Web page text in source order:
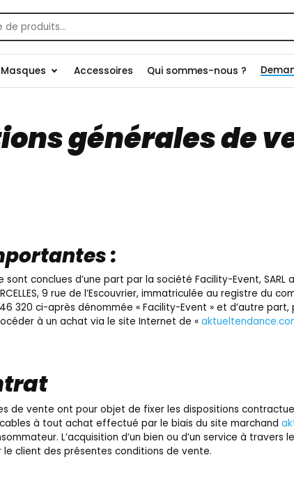
Masques Accessoires Qui sommes-nous ?
générales de
:
conclues d’une part par la société Facility-Event, SARL
9 rue de l’Escouvrier, immatriculée au registre du
320 ci-après dénommée « Facility-Event » et d’autre
à un achat via le site Internet de «
de vente ont pour objet de fixer les dispositions
à tout achat effectué par le biais du site marchand
L’acquisition d’un bien ou d’un service à travers
client des présentes conditions de vente.